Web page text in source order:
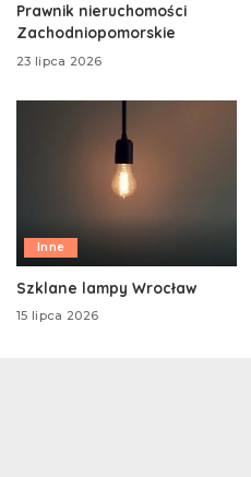
Prawnik nieruchomości
Zachodniopomorskie
23 lipca 2026
Inne
Szklane lampy Wrocław
15 lipca 2026